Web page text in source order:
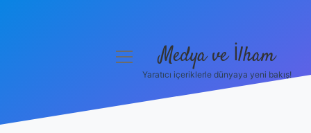
menüyüMedya ve İlham
Yaratıcı içeriklerle dünyaya yeni bakış!